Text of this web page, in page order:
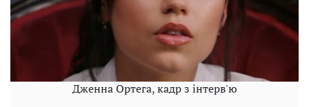
Дженна Ортега, кадр з інтерв'ю